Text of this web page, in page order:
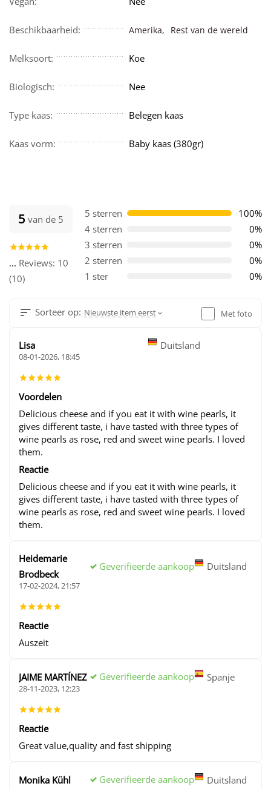
Beschikbaarheid: Amerika, Rest van de wereld
Melksoort: Koe
Biologisch: Nee
Type kaas: Belegen kaas
Kaas vorm: Baby kaas (380gr)
5 van de 5
... Reviews: 10
(10)
5 sterren
100%
4 sterren
0%
3 sterren
0%
2 sterren
0%
1 ster
0%
Sorteer op: Nieuwste item eerst Met foto
Lisa Duitsland
08-01-2026, 18:45
Voordelen
Delicious cheese and if you eat it with wine pearls, it
gives different taste, i have tasted with three types of
wine pearls as rose, red and sweet wine pearls. I loved
them.
Reactie
Delicious cheese and if you eat it with wine pearls, it
gives different taste, i have tasted with three types of
wine pearls as rose, red and sweet wine pearls. I loved
them.
Heidemarie
Brodbeck
Geverifieerde aankoop Duitsland
17-02-2024, 21:57
Reactie
Auszeit
JAIME MARTÍNEZ Geverifieerde aankoop Spanje
28-11-2023, 12:23
Reactie
Great value,quality and fast shipping
Monika Kühl Geverifieerde aankoop Duitsland